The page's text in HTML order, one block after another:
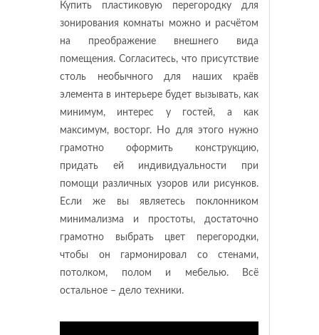
Купить пластиковую перегородку для
зонирования комнаты можно и расчётом
на преображение внешнего вида
помещения. Согласитесь, что присутствие
столь необычного для наших краёв
элемента в интерьере будет вызывать, как
минимум, интерес у гостей, а как
максимум, восторг. Но для этого нужно
грамотно оформить конструкцию,
придать ей индивидуальности при
помощи различных узоров или рисунков.
Если же вы являетесь поклонником
минимализма и простоты, достаточно
грамотно выбрать цвет перегородки,
чтобы он гармонировал со стенами,
потолком, полом и мебелью. Всё
остальное – дело техники.